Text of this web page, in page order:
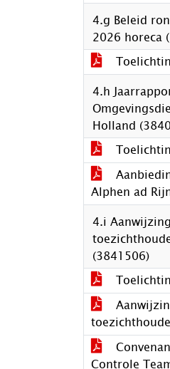
4.g Beleid
2026 horeca
4.h
Holland
Alphen ad
4.i
(3841506)
Controle